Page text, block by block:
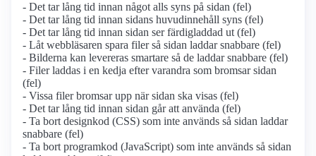
- Det tar lång tid innan något alls syns på sidan (fel)
- Det tar lång tid innan sidans huvudinnehåll syns (fel)
- Det tar lång tid innan sidan ser färdigladdad ut (fel)
- Låt webbläsaren spara filer så sidan laddar snabbare (fel)
- Bilderna kan levereras smartare så de laddar snabbare (fel)
- Filer laddas i en kedja efter varandra som bromsar sidan
(fel)
- Vissa filer bromsar upp när sidan ska visas (fel)
- Det tar lång tid innan sidan går att använda (fel)
- Ta bort designkod (CSS) som inte används så sidan laddar
snabbare (fel)
- Ta bort programkod (JavaScript) som inte används så sidan